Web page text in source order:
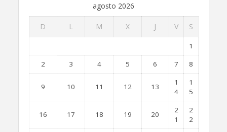
agosto 2026
D L M X J V S
1
2
3 4 5 6 7 8
9 10 11 12 13
1
4
1
5
16 17 18 19 20
2
1
2
2